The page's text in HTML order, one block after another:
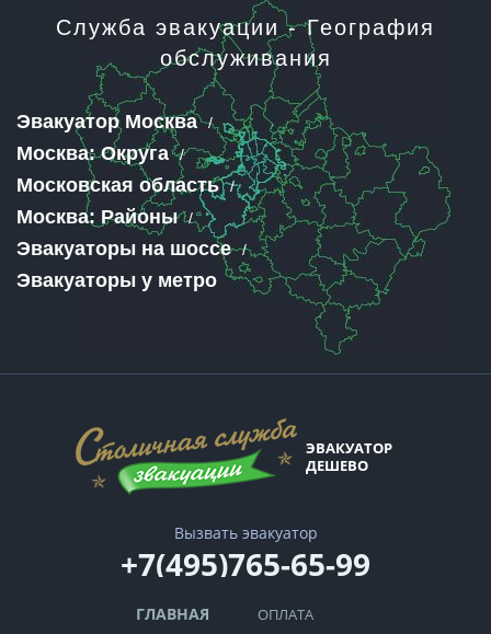
Служба эвакуации - География
обслуживания
Эвакуатор Москва
Москва: Округа
Московская область
Москва: Районы
Эвакуаторы на шоссе
Эвакуаторы у метро
ЭВАКУАТОР
ДЕШЕВО
Вызвать эвакуатор
+7(495)765-65-99
ГЛАВНАЯ
ОПЛАТА